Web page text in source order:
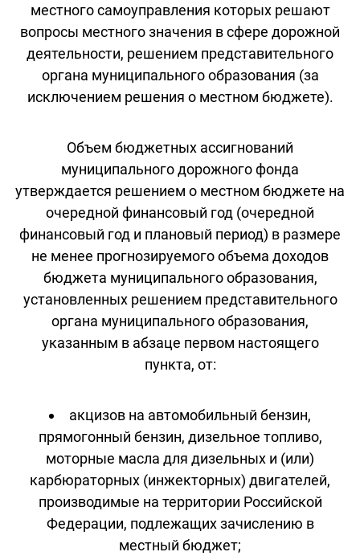
местного самоуправления которых решают
вопросы местного значения в сфере дорожной
деятельности, решением представительного
органа муниципального образования (за
исключением решения о местном бюджете).
Объем бюджетных ассигнований
муниципального дорожного фонда
утверждается решением о местном бюджете на
очередной финансовый год (очередной
финансовый год и плановый период) в размере
не менее прогнозируемого объема доходов
бюджета муниципального образования,
установленных решением представительного
органа муниципального образования,
указанным в абзаце первом настоящего
пункта, от:
акцизов на автомобильный бензин,
прямогонный бензин, дизельное топливо,
моторные масла для дизельных и (или)
карбюраторных (инжекторных) двигателей,
производимые на территории Российской
Федерации, подлежащих зачислению в
местный бюджет;